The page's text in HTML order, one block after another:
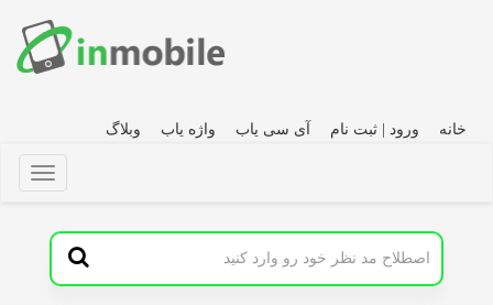
خانه ورود | ثبت نام آی سی یاب واژه یاب وبلاگ